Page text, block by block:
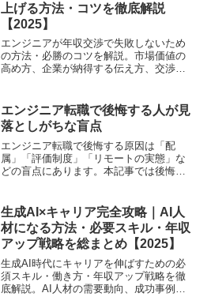
上げる方法・コツを徹底解説
【2025】
エンジニアが年収交渉で失敗しないため
の方法・必勝のコツを解説。市場価値の
高め方、企業が納得する伝え方、交渉の
エンジニア転職で後悔する人が見
落としがちな盲点
エンジニア転職で後悔する原因は「配
属」「評価制度」「リモートの実態」な
どの盲点にあります。本記事では後悔を
で具体的に解説します。
生成AI×キャリア完全攻略｜AI人
材になる方法・必要スキル・年収
アップ戦略を総まとめ【2025】
生成AI時代にキャリアを伸ばすための必
須スキル・働き方・年収アップ戦略を徹
底解説。AI人材の需要動向、成功事例、